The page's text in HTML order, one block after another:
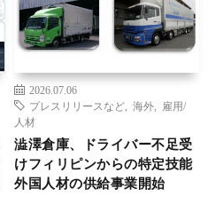
2026.07.06
プレスリリースなど
海外
雇用/
人材
澁澤倉庫、ドライバー不足受
けフィリピンからの特定技能
外国人材の供給事業開始